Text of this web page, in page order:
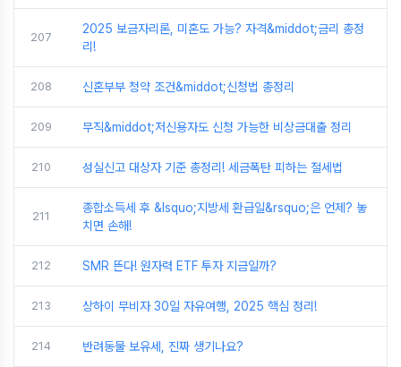
207
2025 보금자리론, 미혼도 가능? 자격&middot;금리 총정
리!
208 신혼부부 청약 조건&middot;신청법 총정리
209 무직&middot;저신용자도 신청 가능한 비상금대출 정리
210 성실신고 대상자 기준 총정리! 세금폭탄 피하는 절세법
211
종합소득세 후 &lsquo;지방세 환급일&rsquo;은 언제? 놓
치면 손해!
212 SMR 뜬다! 원자력 ETF 투자 지금일까?
213 상하이 무비자 30일 자유여행, 2025 핵심 정리!
214 반려동물 보유세, 진짜 생기나요?